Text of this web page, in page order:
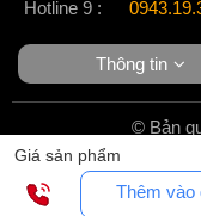
Giá sản phẩm
Thêm vào
Hotline 9 :
Thông tin
© Bản